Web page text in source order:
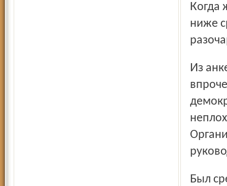
Когда же появился в стеганой фуфайке пожилой мужчина
ниже
Из анкетных данных известно, что в гитлеровской партии,
Был среди пленных полковник Юзеф Антон Илонкай,